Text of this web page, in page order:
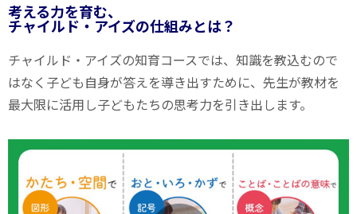
考える力を育む、
チャイルド・アイズの仕組みとは？
チャイルド・アイズの知育コースでは、知識を教込むので
はなく子ども自身が答えを導き出すために、先生が教材を
最大限に活用し子どもたちの思考力を引き出します。